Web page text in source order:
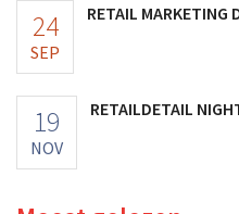
24
SEP
RETAIL MARKETING
19
NOV
RETAILDETAIL